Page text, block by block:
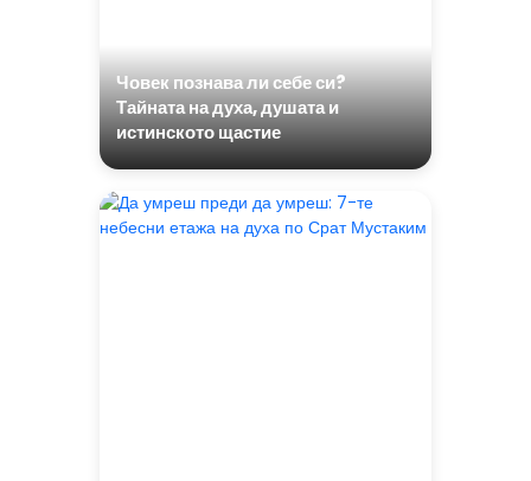
Човек познава ли себе си?
Тайната на духа, душата и
истинското щастие